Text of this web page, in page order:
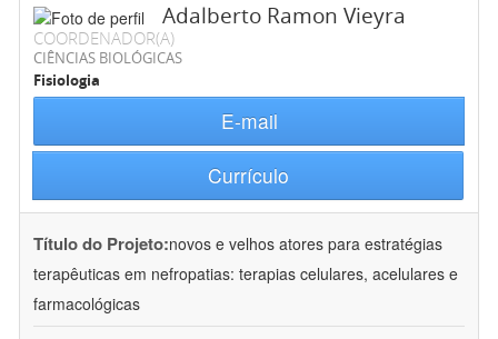
Adalberto Ramon Vieyra
COORDENADOR(A)
CIÊNCIAS BIOLÓGICAS
Fisiologia
E-mail
Currículo
Título do Projeto:novos e velhos atores para estratégias
terapêuticas em nefropatias: terapias celulares, acelulares e
farmacológicas